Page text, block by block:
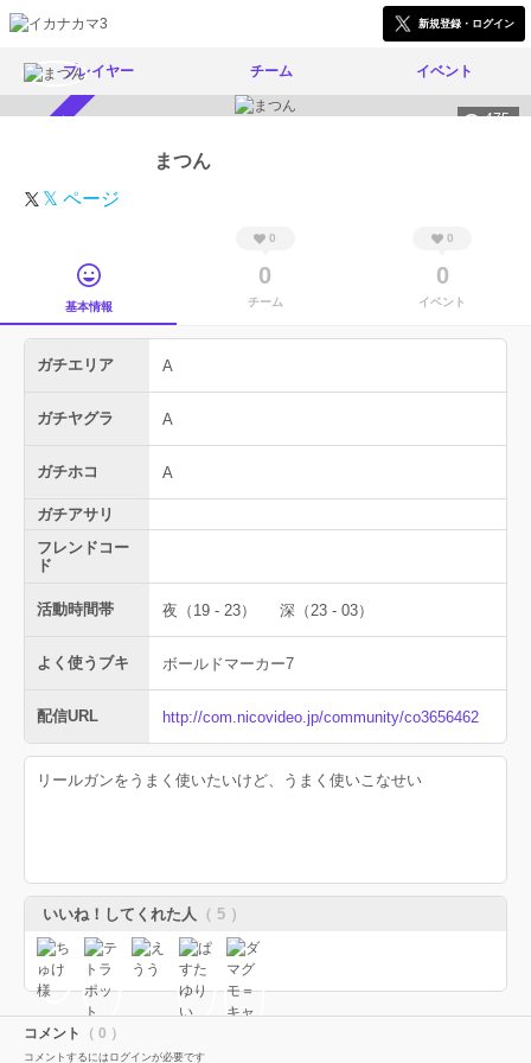
新規登録・ログイン
プレイヤー チーム イベント
475
まつん
𝕏 ページ
基本情報
0
0
チーム
0
0
イベント
ガチエリア A
ガチヤグラ A
ガチホコ A
ガチアサリ
フレンドコー
ド
活動時間帯 夜（19 - 23） 深（23 - 03）
よく使うブキ ボールドマーカー7
配信URL http://com.nicovideo.jp/community/co3656462
リールガンをうまく使いたいけど、うまく使いこなせい
いいね！してくれた人 （ 5 ）
コメント （ 0 ）
コメントするにはログインが必要です